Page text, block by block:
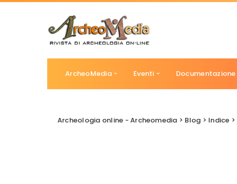
ArcheoMedia Eventi Documentazione
Archeologia online - Archeomedia > Blog > Indice >